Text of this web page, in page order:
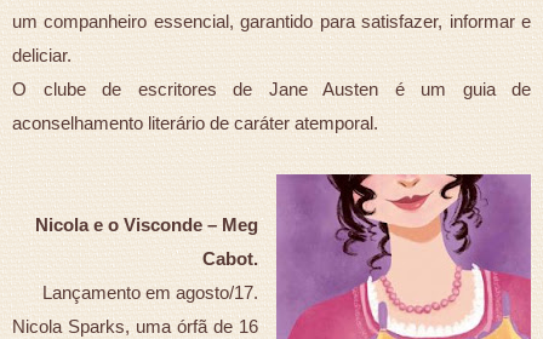
um companheiro essencial, garantido para satisfazer, informar e
deliciar.
O clube de escritores de Jane Austen é um guia de
aconselhamento literário de caráter atemporal.
Nicola e o Visconde – Meg
Cabot.
Lançamento em agosto/17.
Nicola Sparks, uma órfã de 16